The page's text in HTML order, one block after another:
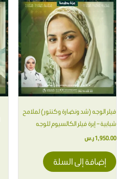
فيلر الوجه (شد ونضارة وكنتور) لملامح
شبابية – إبرة فيلر الكالسيوم للوجه
1,950.00ر.س
إضافة إلى السلة